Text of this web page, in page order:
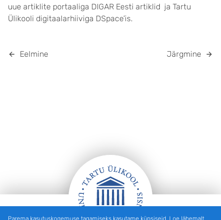
uue artiklite portaaliga DIGAR Eesti artiklid ja Tartu
Ülikooli digitaalarhiiviga DSpace’is.
Eelmine Järgmine
Parema kasutuskogemuse tagamiseks kasutame küpsiseid. Loe lähemalt